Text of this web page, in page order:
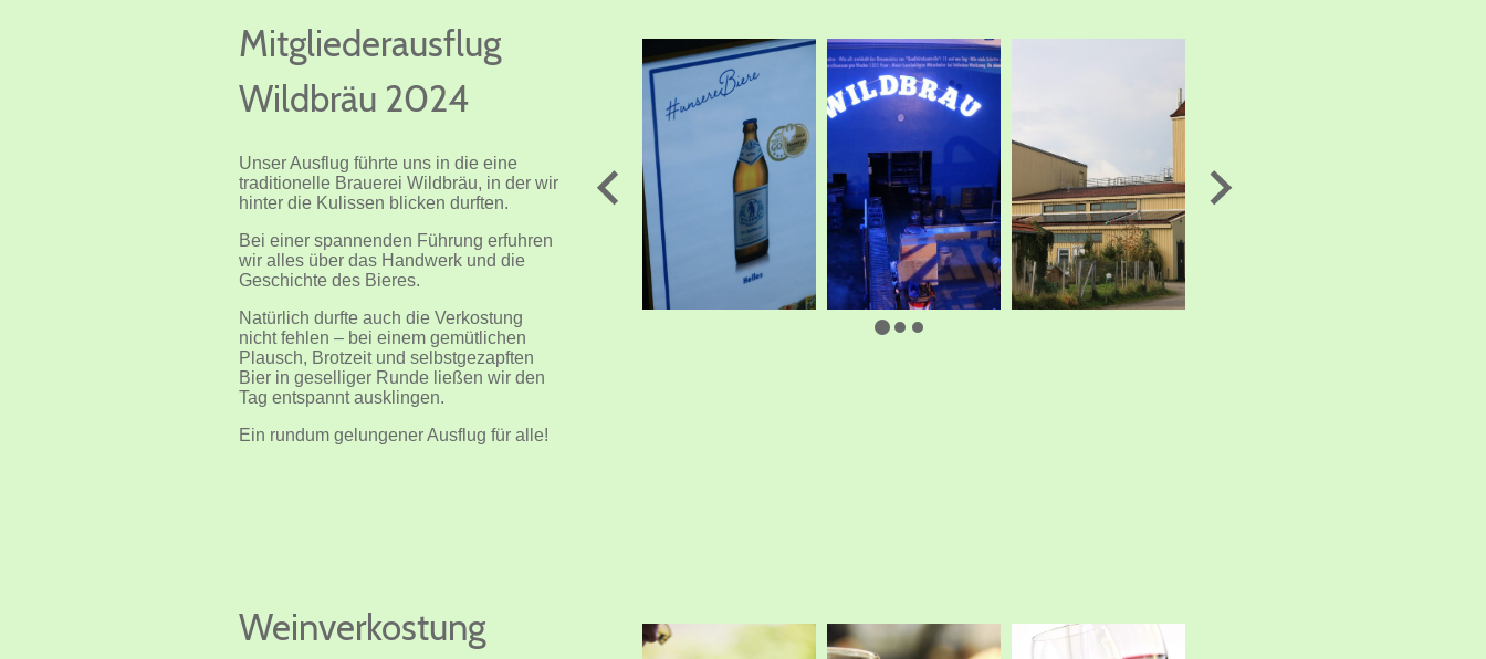
Mitgliederausflug
Wildbräu 2024
Unser Ausflug führte uns in die eine
traditionelle Brauerei Wildbräu, in der wir
hinter die Kulissen blicken durften.
Bei einer spannenden Führung erfuhren
wir alles über das Handwerk und die
Geschichte des Bieres.
Natürlich durfte auch die Verkostung
nicht fehlen – bei einem gemütlichen
Plausch, Brotzeit und selbstgezapften
Bier in geselliger Runde ließen wir den
Tag entspannt ausklingen.
Ein rundum gelungener Ausflug für alle!
Weinverkostung